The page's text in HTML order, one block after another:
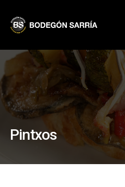
Bodegón Sarría
Pintxos